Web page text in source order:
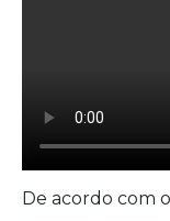
De acordo com